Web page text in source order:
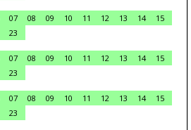
07 08 09 10 11 12 13 14
15
23
07 08 09 10 11 12 13 14
15
23
07 08 09 10 11 12 13 14
15
23